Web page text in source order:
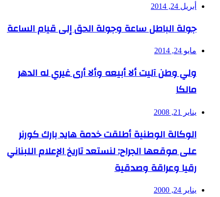
أبريل 24, 2014
جولة الباطل ساعة وجولة الحق إلى قيام الساعة
مايو 24, 2014
ولي وطن آليت ألا أبيعه وألا أرى غيري له الدهر
مالكا
يناير 21, 2008
الوكالة الوطنية أطلقت خدمة هايد بارك كورنر
على موقعها الجراح: لنستعد تاريخ الإعلام اللبناني
رقيا وعراقة وصدقية
يناير 24, 2000